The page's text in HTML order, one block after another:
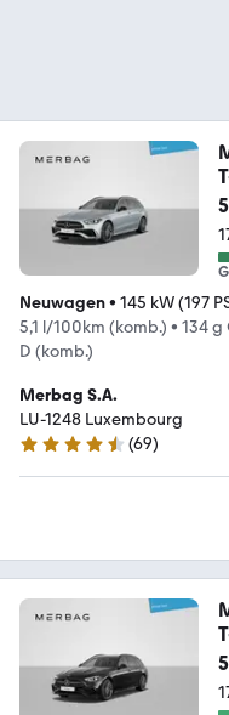
Neuwagen• 145 kW (197
5,1 l/100km (komb.) • 134 g
D (komb.)
Merbag S.A.
LU-1248 Luxembourg
4.4 Sterne
(69)